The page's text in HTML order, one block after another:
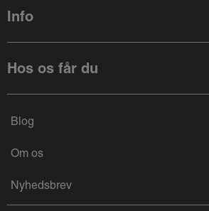
Info
Hos os får du
Blog
Om os
Nyhedsbrev